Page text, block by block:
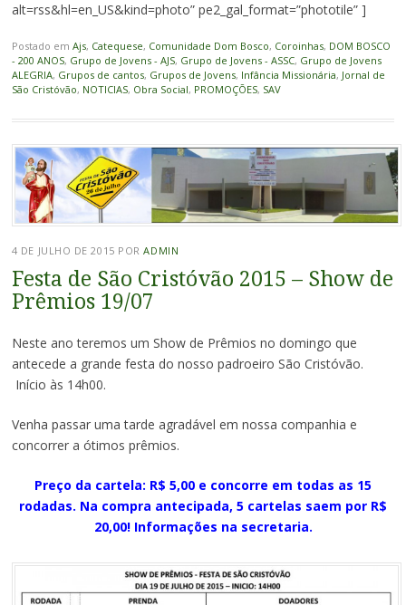
alt=rss&hl=en_US&kind=photo” pe2_gal_format=”phototile” ]
Postado em Ajs, Catequese, Comunidade Dom Bosco, Coroinhas, DOM BOSCO
- 200 ANOS, Grupo de Jovens - AJS, Grupo de Jovens - ASSC, Grupo de Jovens
ALEGRIA, Grupos de cantos, Grupos de Jovens, Infância Missionária, Jornal de
São Cristóvão, NOTICIAS, Obra Social, PROMOÇÕES, SAV
4 DE JULHO DE 2015 PORADMIN
Festa de São Cristóvão 2015 – Show de
Prêmios 19/07
Neste ano teremos um Show de Prêmios no domingo que
antecede a grande festa do nosso padroeiro São Cristóvão.
Início às 14h00.
Venha passar uma tarde agradável em nossa companhia e
concorrer a ótimos prêmios.
Preço da cartela: R$ 5,00 e concorre em todas as 15
rodadas. Na compra antecipada, 5 cartelas saem por R$
20,00! Informações na secretaria.